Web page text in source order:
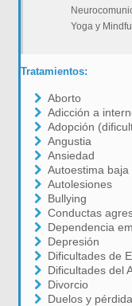
Yoga y
Tratamientos:
Aborto
Adicción a
Adopción
Angustia
Ansiedad
Autoestima
Autolesiones
Bullying
Conductas
Dependencia
Depresión
Dificultades de
Dificultades del
Divorcio
Duelos y